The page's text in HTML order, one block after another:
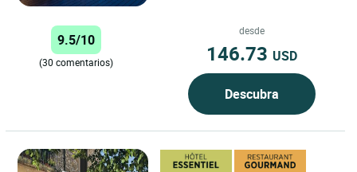
en todo el mundo....
9.5/10
(30 comentarios)
desde
146.73 USD
Descubra